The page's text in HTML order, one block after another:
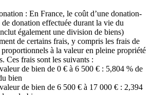
: En France, le coût d’une donation-
donation effectuée durant la vie du
également une division de biens)
de certains frais, y compris les frais de
à la valeur en pleine propriété
Ces frais sont les suivants :
de bien de 0 € à 6 500 € : 5,804 % de
bien
de bien de 6 500 € à 17 000 € : 2,394